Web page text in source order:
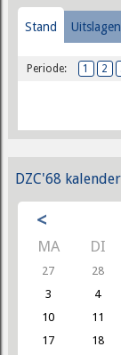
Stand Uitslagen
Periode: 1 2
DZC'68 kalender
<
MA DI
27 28
3
4
10
11
17
18